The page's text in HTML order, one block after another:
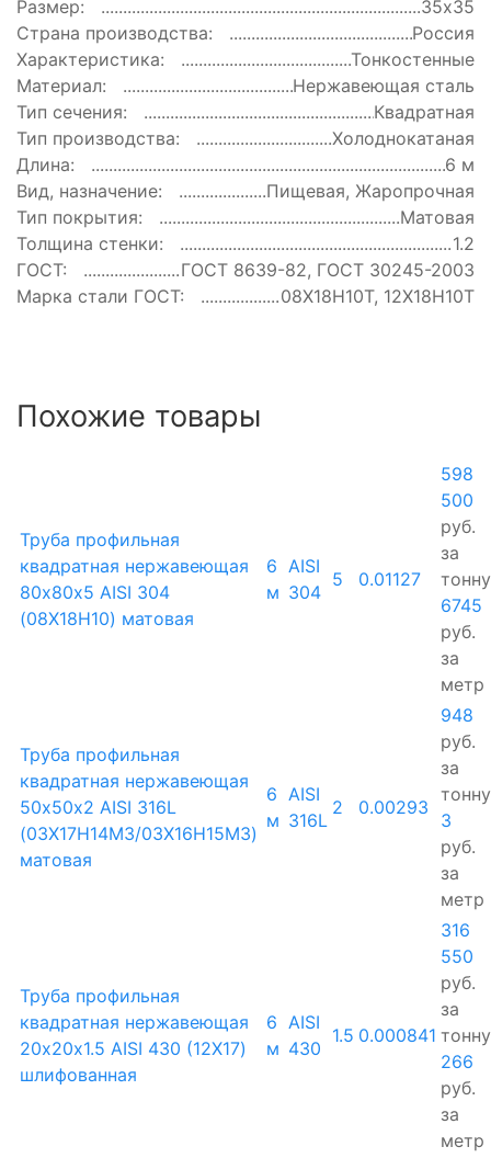
Размер:
35х35
Страна производства:
Россия
Характеристика:
Тонкостенные
Материал:
Нержавеющая сталь
Тип сечения:
Квадратная
Тип производства:
Холоднокатаная
Длина:
6 м
Вид, назначение:
Пищевая, Жаропрочная
Тип покрытия:
Матовая
Толщина стенки:
1.2
ГОСТ:
ГОСТ 8639-82, ГОСТ 30245-2003
Марка стали ГОСТ:
08Х18Н10Т, 12Х18Н10Т
Похожие товары
Труба профильная
квадратная нержавеющая
80х80х5 AISI 304
(08Х18Н10) матовая
6
м
AISI
304
5 0.01127
598
500
руб.
за
тонну
6745
руб.
за
метр
Труба профильная
квадратная нержавеющая
50х50х2 AISI 316L
(03Х17Н14М3/03Х16Н15М3)
матовая
6
м
AISI
316L
2 0.00293
948
руб.
за
тонну
3
руб.
за
метр
Труба профильная
квадратная нержавеющая
20х20х1.5 AISI 430 (12Х17)
шлифованная
6
м
AISI
430
1.5 0.000841
316
550
руб.
за
тонну
266
руб.
за
метр